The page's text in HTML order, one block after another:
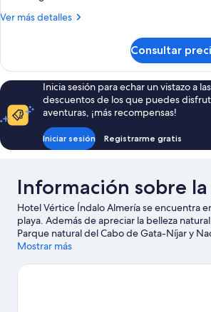
Ver más detalles
Más
Consultar
Inicia sesión para echar un vistazo a
descuentos de los que puedes
aventuras, ¡más recompensas!
Iniciar sesión Registrarme gratis
Información sobre la
Hotel Vértice Índalo Almería se encuentra
playa. Además de apreciar la belleza
Parque natural del Cabo de Gata-Níjar y
Guadalquivir, también puedes visitar
Centro de Arte Museo de Almería. Centro
Mostrar más